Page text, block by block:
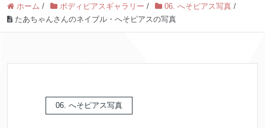
ホーム / ボディピアスギャラリー / 06. へそピアス写真 /
たあちゃんさんのネイブル・へそピアスの写真
06. へそピアス写真